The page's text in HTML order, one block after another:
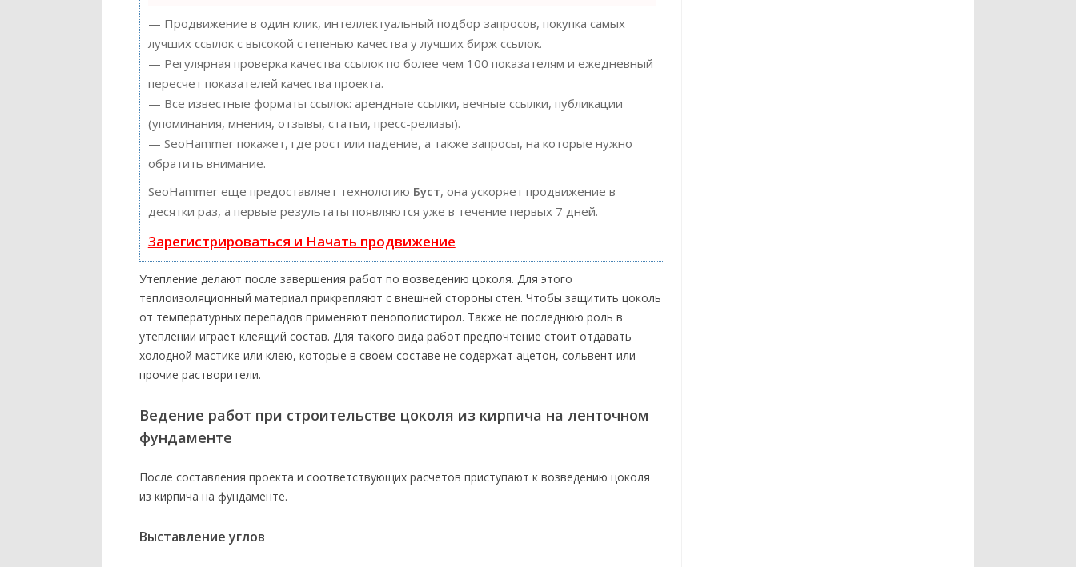
— Продвижение в один клик, интеллектуальный подбор запросов, покупка самых
лучших ссылок с высокой степенью качества у лучших бирж ссылок.
— Регулярная проверка качества ссылок по более чем 100 показателям и ежедневный
пересчет показателей качества проекта.
— Все известные форматы ссылок: арендные ссылки, вечные ссылки, публикации
(упоминания, мнения, отзывы, статьи, пресс-релизы).
— SeoHammer покажет, где рост или падение, а также запросы, на которые нужно
обратить внимание.
SeoHammer еще предоставляет технологию Буст, она ускоряет продвижение в
десятки раз, а первые результаты появляются уже в течение первых 7 дней.
Зарегистрироваться и Начать продвижение
Утепление делают после завершения работ по возведению цоколя. Для этого
теплоизоляционный материал прикрепляют с внешней стороны стен. Чтобы защитить цоколь
от температурных перепадов применяют пенополистирол. Также не последнюю роль в
утеплении играет клеящий состав. Для такого вида работ предпочтение стоит отдавать
холодной мастике или клею, которые в своем составе не содержат ацетон, сольвент или
прочие растворители.
Ведение работ при строительстве цоколя из кирпича на ленточном
фундаменте
После составления проекта и соответствующих расчетов приступают к возведению цоколя
из кирпича на фундаменте.
Выставление углов